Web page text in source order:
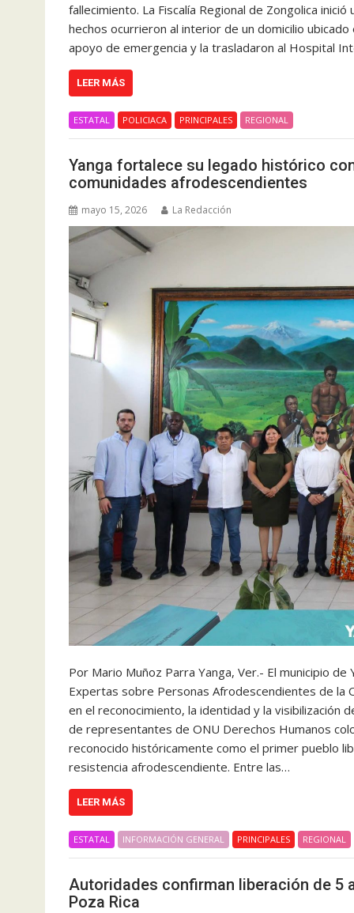
fallecimiento. La Fiscalía Regional de Zongolica
hechos ocurrieron al interior de un domicilio
apoyo de emergencia y la trasladaron al Hospital
LEER MÁS
ESTATAL POLICIACA PRINCIPALES REGIONAL
Yanga fortalece su legado histórico
comunidades afrodescendientes
mayo 15, 2026 La Redacción
Por Mario Muñoz Parra Yanga, Ver.- El municipio
Expertas sobre Personas Afrodescendientes de la
en el reconocimiento, la identidad y la visibilización
de representantes de ONU Derechos Humanos
reconocido históricamente como el primer pueblo
resistencia afrodescendiente. Entre las…
LEER MÁS
ESTATAL INFORMACIÓN GENERAL PRINCIPALES REGIONAL
Autoridades confirman liberación de 5
Poza Rica